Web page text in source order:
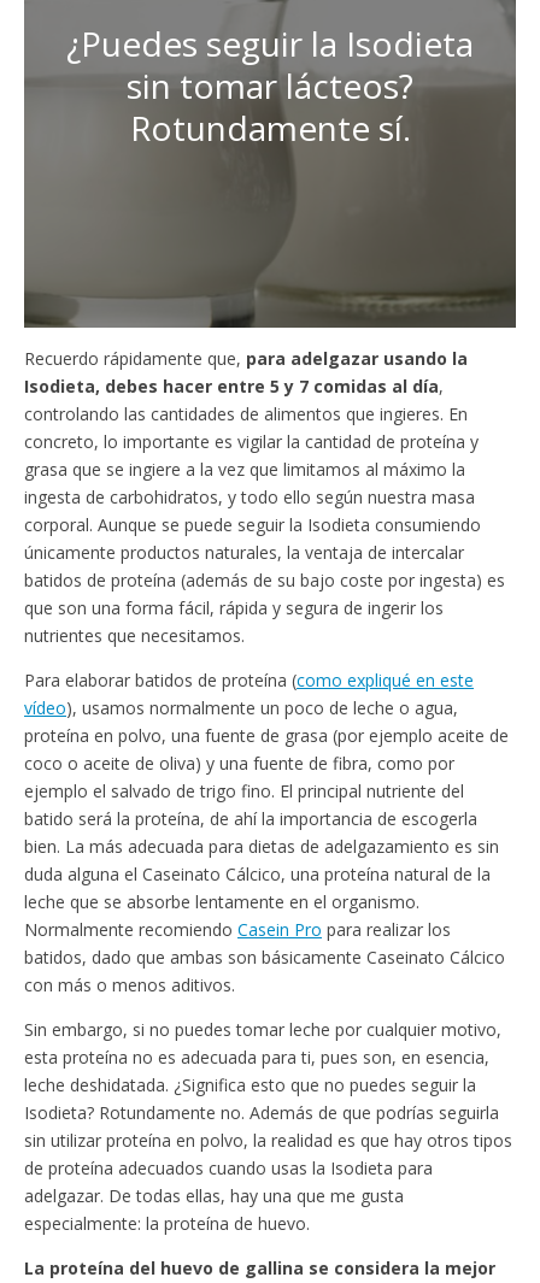
¿Puedes seguir la Isodieta
sin tomar lácteos?
Rotundamente sí.
Recuerdo rápidamente que, para adelgazar usando la
Isodieta, debes hacer entre 5 y 7 comidas al día,
controlando las cantidades de alimentos que ingieres. En
concreto, lo importante es vigilar la cantidad de proteína y
grasa que se ingiere a la vez que limitamos al máximo la
ingesta de carbohidratos, y todo ello según nuestra masa
corporal. Aunque se puede seguir la Isodieta consumiendo
únicamente productos naturales, la ventaja de intercalar
batidos de proteína (además de su bajo coste por ingesta) es
que son una forma fácil, rápida y segura de ingerir los
nutrientes que necesitamos.
Para elaborar batidos de proteína (como expliqué en este
vídeo), usamos normalmente un poco de leche o agua,
proteína en polvo, una fuente de grasa (por ejemplo aceite de
coco o aceite de oliva) y una fuente de fibra, como por
ejemplo el salvado de trigo fino. El principal nutriente del
batido será la proteína, de ahí la importancia de escogerla
bien. La más adecuada para dietas de adelgazamiento es sin
duda alguna el Caseinato Cálcico, una proteína natural de la
leche que se absorbe lentamente en el organismo.
Normalmente recomiendo Casein Pro para realizar los
batidos, dado que ambas son básicamente Caseinato Cálcico
con más o menos aditivos.
Sin embargo, si no puedes tomar leche por cualquier motivo,
esta proteína no es adecuada para ti, pues son, en esencia,
leche deshidatada. ¿Significa esto que no puedes seguir la
Isodieta? Rotundamente no. Además de que podrías seguirla
sin utilizar proteína en polvo, la realidad es que hay otros tipos
de proteína adecuados cuando usas la Isodieta para
adelgazar. De todas ellas, hay una que me gusta
especialmente: la proteína de huevo.
La proteína del huevo de gallina se considera la mejor